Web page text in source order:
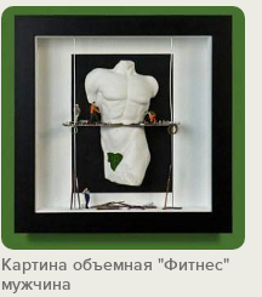
Картина объемная "Фитнес"
мужчина